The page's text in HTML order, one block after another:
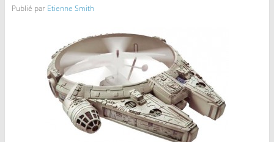
Publié par Etienne Smith